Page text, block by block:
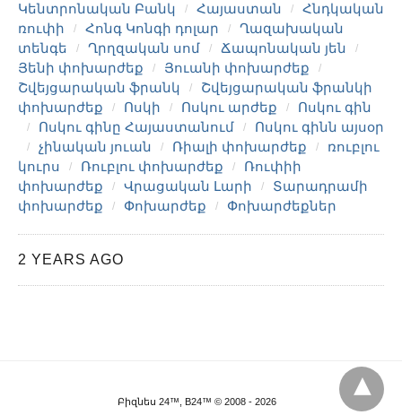
Կենտրոնական Բանկ
Հայաստան
Հնդկական
ռուփի
Հոնգ Կոնգի դոլար
Ղազախական
տենգե
Ղրղզական սոմ
Ճապոնական յեն
Յենի փոխարժեք
Յուանի փոխարժեք
Շվեյցարական ֆրանկ
Շվեյցարական ֆրանկի
փոխարժեք
Ոսկի Ոսկու արժեք
Ոսկու գին
Ոսկու գինը Հայաստանում
Ոսկու գինն այսօր
չինական յուան
Ռիալի փոխարժեք
ռուբլու
կուրս
Ռուբլու փոխարժեք
Ռուփիի
փոխարժեք
Վրացական Լարի
Տարադրամի
փոխարժեք
Փոխարժեք Փոխարժեքներ
2 YEARS AGO
Բիզնես 24™, B24™ © 2008 - 2026